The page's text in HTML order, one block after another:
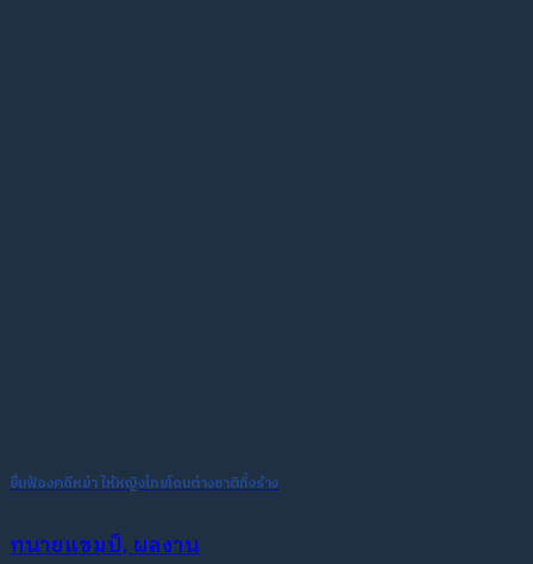
ยื่นฟ้องคดีหย่า ให้หญิงไทยโดนต่างชาติทิ้งร้าง
ทนายแชมป์, ผลงาน